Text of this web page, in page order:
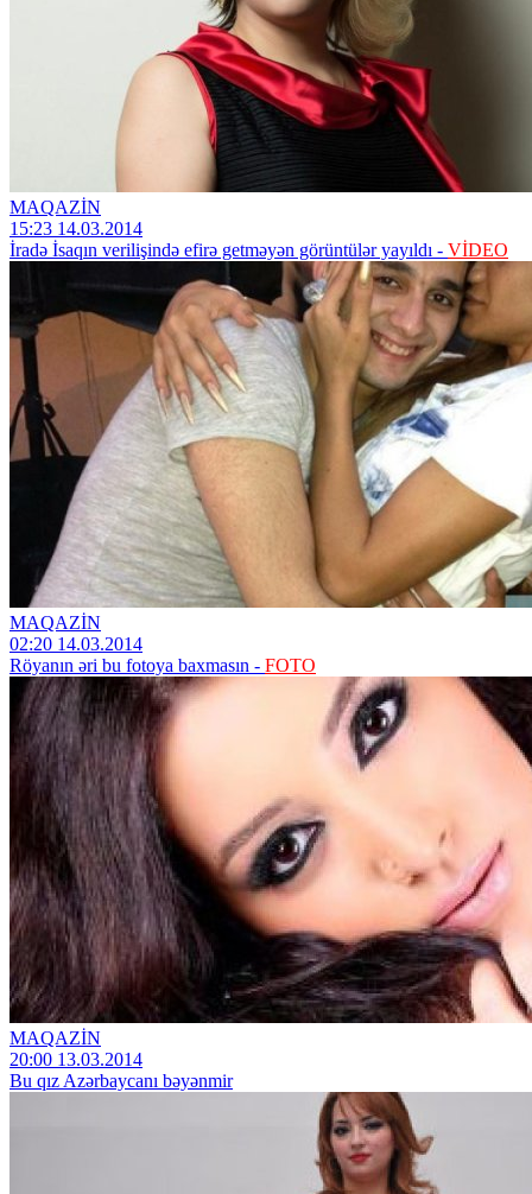
MAQAZİN
15:23 14.03.2014
İradə İsaqın verilişində efirə getməyən görüntülər yayıldı - VİDEO
MAQAZİN
02:20 14.03.2014
Röyanın əri bu fotoya baxmasın - FOTO
MAQAZİN
20:00 13.03.2014
Bu qız Azərbaycanı bəyənmir